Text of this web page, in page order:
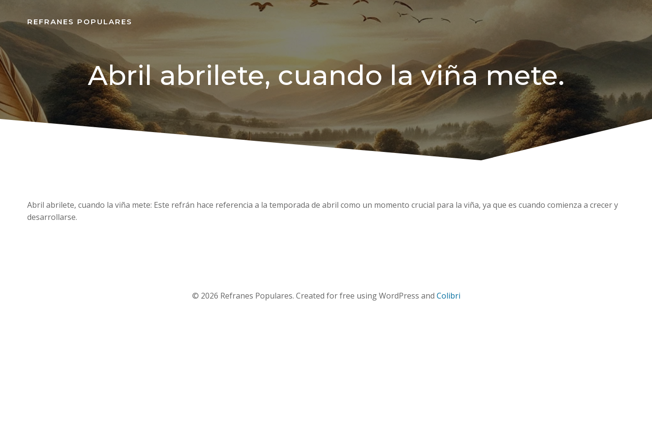
REFRANES POPULARES
Abril abrilete, cuando la viña mete.
Abril abrilete, cuando la viña mete: Este refrán hace referencia a la temporada de abril como un momento crucial para la viña, ya que es cuando comienza a crecer y
desarrollarse.
© 2026 Refranes Populares. Created for free using WordPress and Colibri